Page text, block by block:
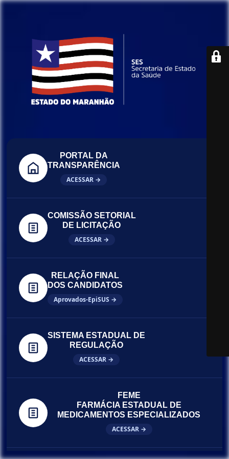
PORTAL DA
TRANSPARÊNCIA
ACESSAR →
COMISSÃO SETORIAL
DE LICITAÇÃO
ACESSAR →
RELAÇÃO FINAL
DOS CANDIDATOS
Aprovados-EpiSUS →
SISTEMA ESTADUAL DE
REGULAÇÃO
ACESSAR →
FEME
FARMÁCIA ESTADUAL DE
MEDICAMENTOS ESPECIALIZADOS
ACESSAR →